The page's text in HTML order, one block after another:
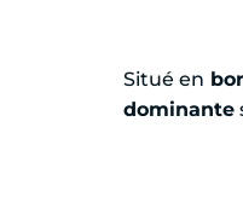
Situé en
dominante